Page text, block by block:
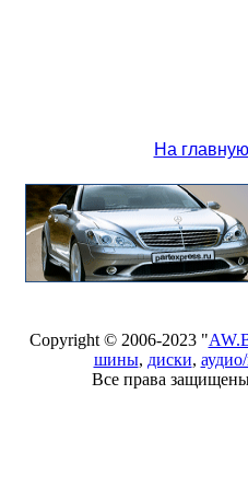
На главную
Copyright © 2006-2023 "
шины, диски,
Все права